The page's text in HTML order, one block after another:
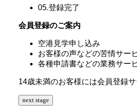
05.登録完了
会員登録のご案内
空港見学申し込み
お客様の声などの苦情サー
各種申請書などの業務サー
14歳未満のお客様には会員登録
next stage